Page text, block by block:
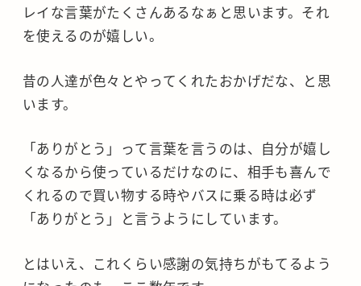
レイな言葉がたくさんあるなぁと思います。それ
を使えるのが嬉しい。
昔の人達が色々とやってくれたおかげだな、と思
います。
「ありがとう」って言葉を言うのは、自分が嬉し
くなるから使っているだけなのに、相手も喜んで
くれるので買い物する時やバスに乗る時は必ず
「ありがとう」と言うようにしています。
とはいえ、これくらい感謝の気持ちがもてるよう